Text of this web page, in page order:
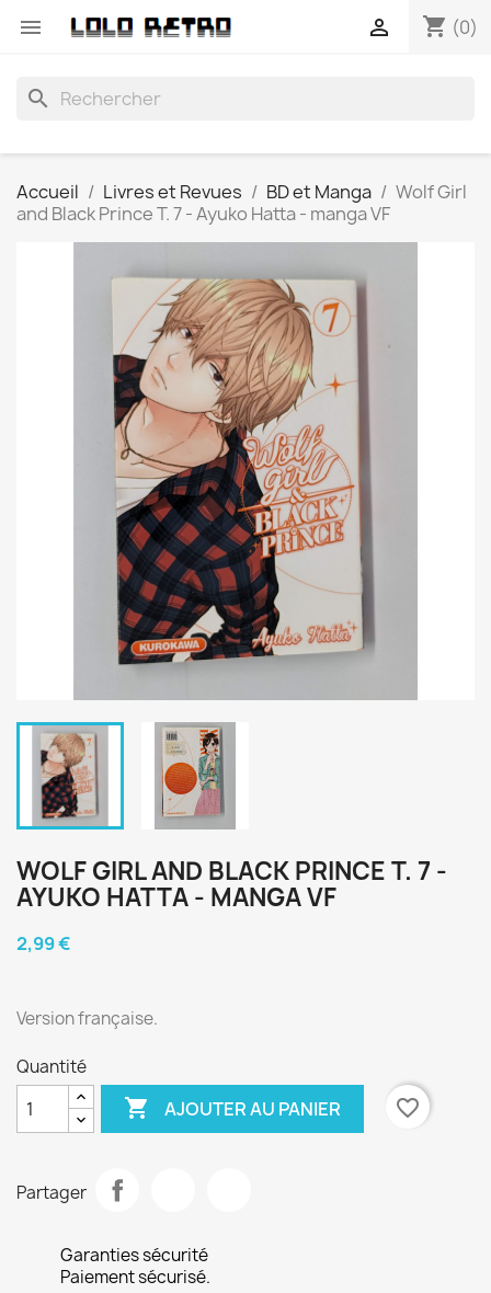
 shopping_cart (0)

search
Accueil Livres et Revues BD et Manga
Wolf Girl
and Black Prince T. 7 - Ayuko Hatta - manga VF
WOLF GIRL AND BLACK PRINCE T. 7 -
AYUKO HATTA - MANGA VF
2,99 €
Version française.
Quantité
 AJOUTER AU PANIER favorite_border
Partager
Garanties sécurité
Paiement sécurisé.